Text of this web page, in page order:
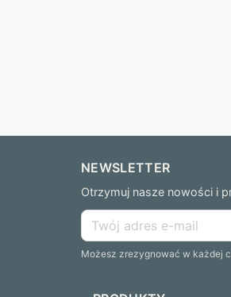
NEWSLETTER
Otrzymuj nasze nowości i
Możesz zrezygnować w każdej